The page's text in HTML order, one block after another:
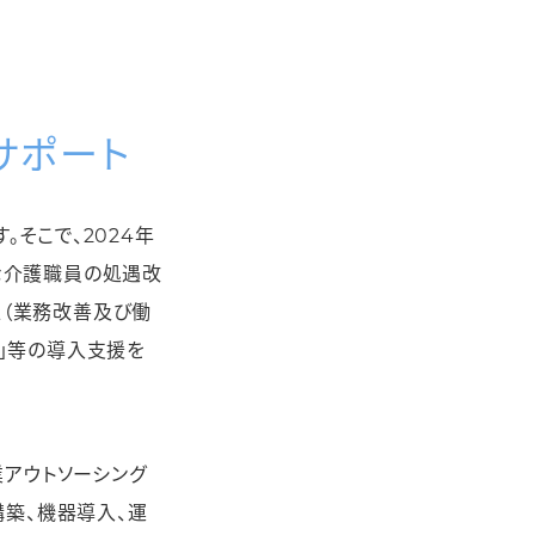
ポート
そこで、2024年
介護職員の処遇改
業務改善及び働
等の導入支援を
ウトソーシング
、機器導入、運